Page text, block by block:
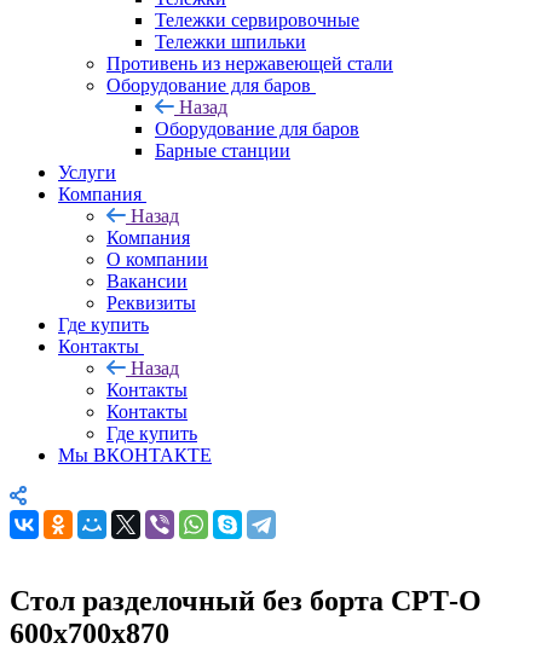
Тележки сервировочные
Тележки шпильки
Противень из нержавеющей стали
Оборудование для баров
Назад
Оборудование для баров
Барные станции
Услуги
Компания
Назад
Компания
О компании
Вакансии
Реквизиты
Где купить
Контакты
Назад
Контакты
Контакты
Где купить
Мы ВКОНТАКТЕ
Стол разделочный без борта СРТ-О
600х700х870